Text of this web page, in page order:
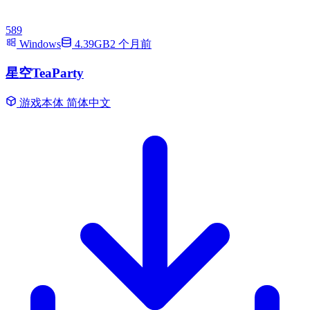
589
Windows
4.39GB2 个月前
星空TeaParty
游戏本体 简体中文